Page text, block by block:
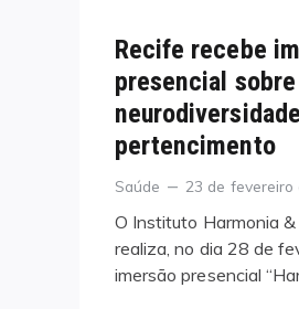
Recife recebe
presencial sobre
pertencimento
Categories
Saúde
Posted
23 de fevereiro
O Instituto Harmonia
realiza, no dia 28 de
imersão presencial